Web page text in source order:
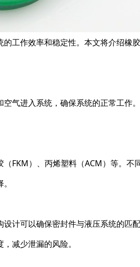
工作效率和稳定性。本文将介绍橡
气进入系统，确保系统的正常工作
FKM）、丙烯塑料（ACM）等。不
计可以确保密封件与液压系统的匹
减少泄漏的风险。